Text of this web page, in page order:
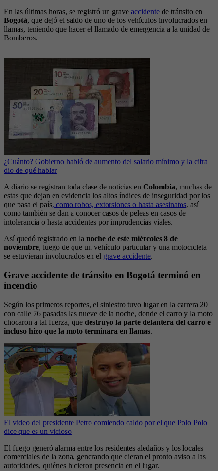
En las últimas horas, se registró un grave accidente de tránsito en
Bogotá, que dejó el saldo de uno de los vehículos involucrados en
llamas, teniendo que hacer el llamado de emergencia a la unidad de
Bomberos.
¿Cuánto? Gobierno habló de aumento del salario mínimo y la cifra
dio de qué hablar
A diario se registran toda clase de noticias en Colombia, muchas de
estas que dejan en evidencia los altos índices de inseguridad por los
que pasa el país, como robos, extorsiones o hasta asesinatos, así
como también se dan a conocer casos de peleas en casos de
intolerancia o hasta accidentes por imprudencias viales.
Así quedó registrado en la noche de este miércoles 8 de
noviembre, luego de que un vehículo particular y una motocicleta
se estuvieran involucrados en el grave accidente.
Grave accidente de tránsito en Bogotá terminó en
incendio
Según los primeros reportes, el siniestro tuvo lugar en la carrera 20
con calle 76 pasadas las nueve de la noche, donde el carro y la moto
chocaron a tal fuerza, que destruyó la parte delantera del carro e
incluso hizo que la moto terminara en llamas.
El video del presidente Petro comiendo caldo por el que Polo Polo
dice que es un vicioso
El fuego generó alarma entre los residentes aledaños y los locales
comerciales de la zona, generando que dieran el pronto aviso a las
autoridades, quiénes hicieron presencia en el lugar.